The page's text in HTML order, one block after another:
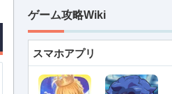
ゲーム攻略Wiki
スマホアプリ